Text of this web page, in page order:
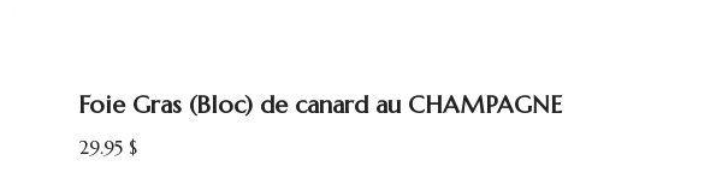
Foie Gras (Bloc) de canard au CHAMPAGNE
29.95 $